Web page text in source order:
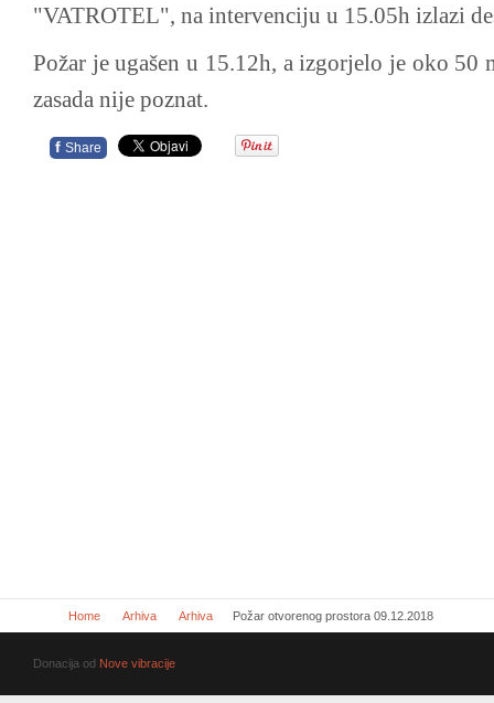
"VATROTEL", na intervenciju u 15.05h izlazi
Požar je ugašen u 15.12h, a izgorjelo je oko 50
zasada nije poznat.
f Share
Home Arhiva Arhiva Požar otvorenog prostora 09.12.2018
Donacija od Nove vibracije